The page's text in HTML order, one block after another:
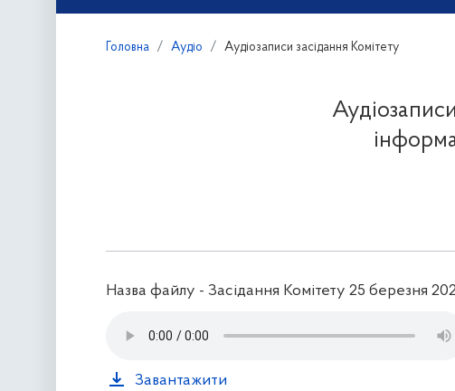
Головна Аудіо Аудіозаписи засідання Комітету
Назва файлу - Засідання Комітету 25 березня
Завантажити